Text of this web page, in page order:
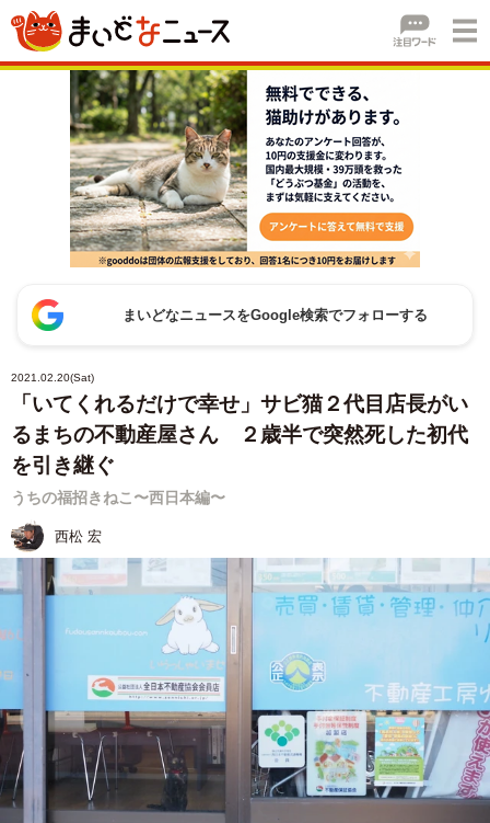
まいどなニュースをGoogle検索でフォローする
2021.02.20(Sat)
「いてくれるだけで幸せ」サビ猫２代目店長がい
るまちの不動産屋さん ２歳半で突然死した初代
を引き継ぐ
うちの福招きねこ〜西日本編〜
西松 宏